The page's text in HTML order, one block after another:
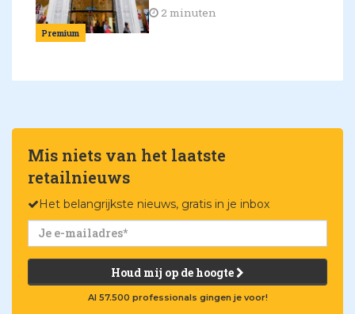
Premium
2 minuten
Mis niets van het laatste
retailnieuws
Het belangrijkste nieuws, gratis in je inbox
Houd mij op de hoogte
Al 57.500 professionals gingen je voor!